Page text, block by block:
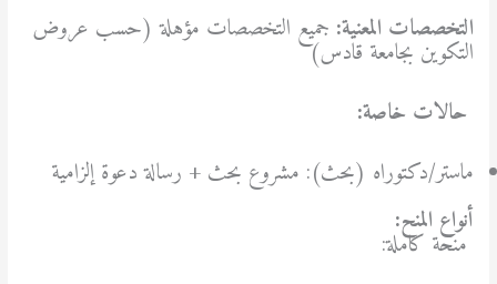
التخصصات المعنية: جميع التخصصات مؤهلة (حسب عروض
التكوين بجامعة قادس)
حالات خاصة:
ماستر/دكتوراه (بحث): مشروع بحث + رسالة دعوة إلزامية
أنواع المنح:
منحة كاملة: